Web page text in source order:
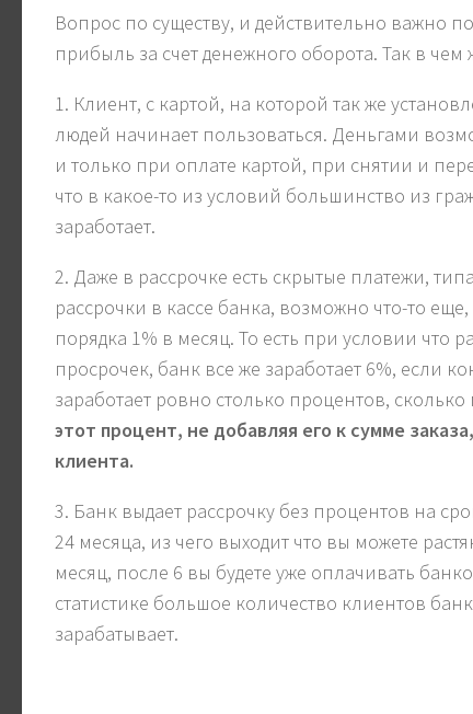
Вопрос по существу, и действительно важно
прибыль за счет денежного оборота. Так в
1. Клиент, с картой, на которой так же
людей начинает пользоваться. Деньгами
и только при оплате картой, при снятии и
что в какое-то из условий большинство из
заработает.
2. Даже в рассрочке есть скрытые платежи,
рассрочки в кассе банка, возможно что-то
порядка 1% в месяц. То есть при условии что
просрочек, банк все же заработает 6%, если
заработает ровно столько процентов,
этот процент, не добавляя его к сумме
клиента.
3. Банк выдает рассрочку без процентов на
24 месяца, из чего выходит что вы можете
месяц, после 6 вы будете уже оплачивать
статистике большое количество клиентов
зарабатывает.